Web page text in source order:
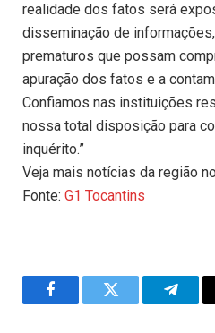
realidade dos fatos será
disseminação de
prematuros que possam
apuração dos fatos e a
Confiamos nas instituições
nossa total disposição para
inquérito.”
Veja mais notícias da região
Fonte: G1 Tocantins
FacebookTwitter